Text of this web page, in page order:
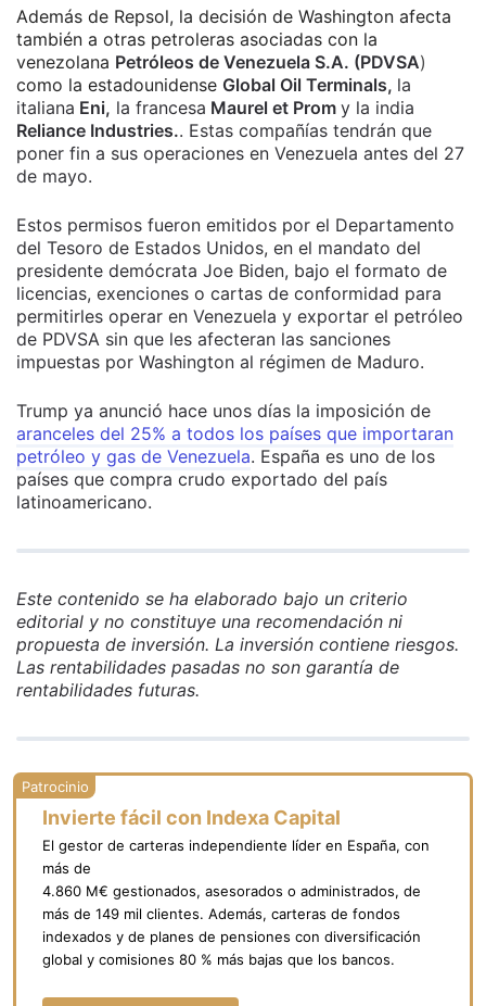
Además de Repsol, la decisión de Washington afecta
también a otras petroleras asociadas con la
venezolana Petróleos de Venezuela S.A. (PDVSA)
como la estadounidense Global Oil Terminals, la
italiana Eni, la francesa Maurel et Prom y la india
Reliance Industries.. Estas compañías tendrán que
poner fin a sus operaciones en Venezuela antes del 27
de mayo.
Estos permisos fueron emitidos por el Departamento
del Tesoro de Estados Unidos, en el mandato del
presidente demócrata Joe Biden, bajo el formato de
licencias, exenciones o cartas de conformidad para
permitirles operar en Venezuela y exportar el petróleo
de PDVSA sin que les afecteran las sanciones
impuestas por Washington al régimen de Maduro.
Trump ya anunció hace unos días la imposición de
aranceles del 25% a todos los países que importaran
petróleo y gas de Venezuela. España es uno de los
países que compra crudo exportado del país
latinoamericano.
Este contenido se ha elaborado bajo un criterio
editorial y no constituye una recomendación ni
propuesta de inversión. La inversión contiene riesgos.
Las rentabilidades pasadas no son garantía de
rentabilidades futuras.
Invierte fácil con Indexa Capital
El gestor de carteras independiente líder en España, con
más de
4.860 M€ gestionados, asesorados o administrados, de
más de 149 mil clientes. Además, carteras de fondos
indexados y de planes de pensiones con diversificación
global y comisiones 80 % más bajas que los bancos.